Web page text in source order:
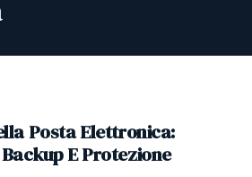
Posta Elettronica:
E Protezione